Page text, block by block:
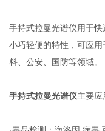
手持式拉曼光谱仪用于
小巧轻便的特性，可应
料、公安、国防等领域。
手持式拉曼光谱仪主要应